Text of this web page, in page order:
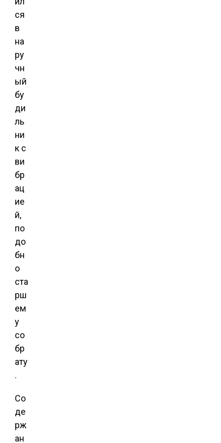
ся
в
на
ру
чн
ый
бу
ди
ль
ни
к с
ви
бр
ац
ие
й,
по
до
бн
о
ста
рш
ем
у
со
бр
ату
.
Со
де
рж
ан